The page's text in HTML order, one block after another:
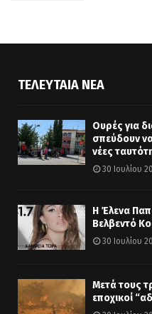
ΤΕΛΕΥΤΑΊΑ ΝΈΑ
Ουρές για
σπεύδουν
νέες
30 Ιουλίου
Η Έλενα
Βελβεντό
30 Ιουλίου
Μετά τους
εποχικοί